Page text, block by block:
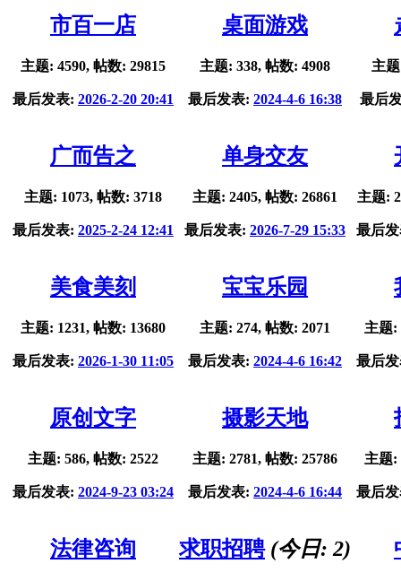
市百一店
主题: 4590, 帖数: 29815
最后发表: 2026-2-20 20:41
桌面游戏
主题: 338, 帖数: 4908
最后发表: 2024-4-6 16:38
主
最后
广而告之
主题: 1073, 帖数: 3718
最后发表: 2025-2-24 12:41
单身交友
主题: 2405, 帖数: 26861
最后发表: 2026-7-29 15:33
主题:
最后
美食美刻
主题: 1231, 帖数: 13680
最后发表: 2026-1-30 11:05
宝宝乐园
主题: 274, 帖数: 2071
最后发表: 2024-4-6 16:42
主题:
最后
原创文字
主题: 586, 帖数: 2522
最后发表: 2024-9-23 03:24
摄影天地
主题: 2781, 帖数: 25786
最后发表: 2024-4-6 16:44
主题:
最后
法律咨询 求职招聘(今日: 2)